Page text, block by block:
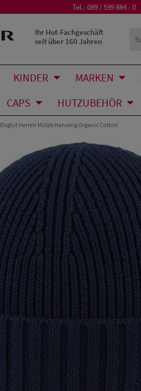
Tel.: 089 / 599 884 - 0
Ihr Hut-Fachgeschäft
seit über 160 Jahren
KINDER MARKEN
CAPS HUTZUBEHÖR
Eisglut Herren Mütze Hanseng Organic Cotton